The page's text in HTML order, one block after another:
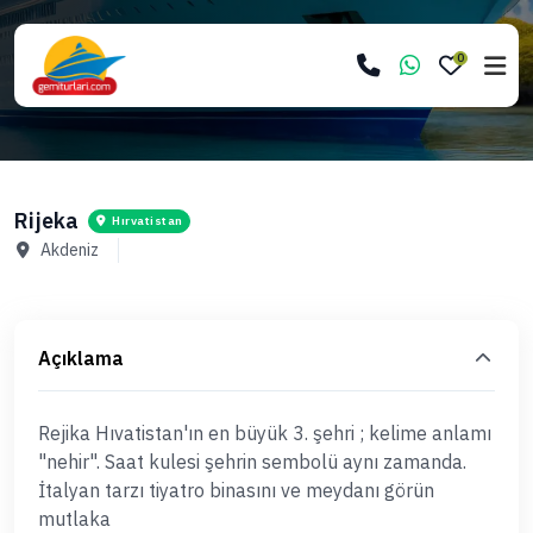
0
Rijeka Hırvatistan
Akdeniz
Açıklama
Rejika Hıvatistan'ın en büyük 3. şehri ; kelime anlamı
"nehir". Saat kulesi şehrin sembolü aynı zamanda.
İtalyan tarzı tiyatro binasını ve meydanı görün
mutlaka